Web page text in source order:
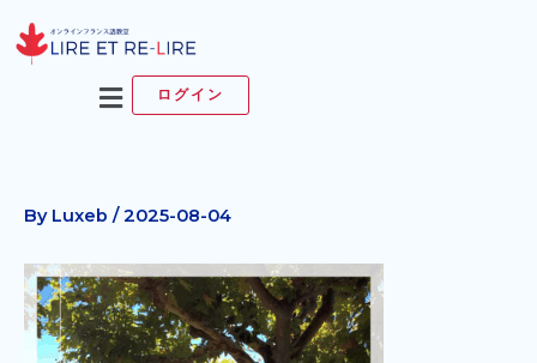
容
メ
ニ
ログイン
By Luxeb /2025-08-04